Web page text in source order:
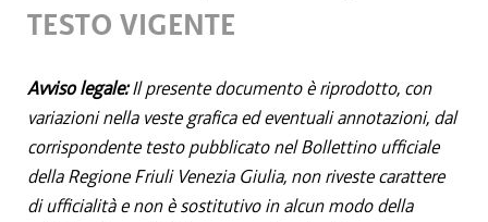
TESTO VIGENTE
Avviso legale:Il presente documento è riprodotto, con
variazioni nella veste grafica ed eventuali annotazioni, dal
corrispondente testo pubblicato nel Bollettino ufficiale
della Regione Friuli Venezia Giulia, non riveste carattere
di ufficialità e non è sostitutivo in alcun modo della